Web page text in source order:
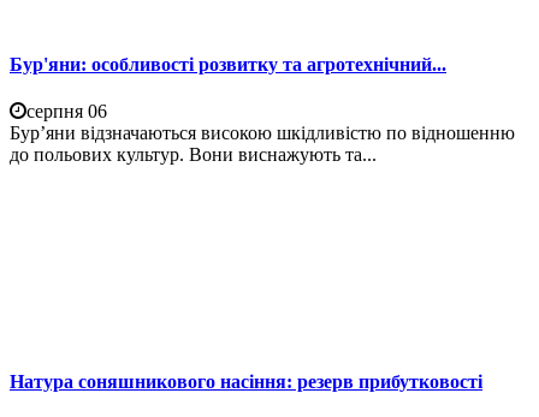
Бур'яни: особливості розвитку та агротехнічний...
серпня 06
Бур’яни відзначаються високою шкідливістю по відношенню
до польових культур. Вони виснажують та...
Натура соняшникового насіння: резерв прибутковості